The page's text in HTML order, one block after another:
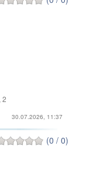
2
30.07.2026, 11:37
(0 / 0)